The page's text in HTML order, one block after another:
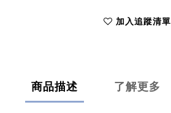
加入追蹤清單
商品描述 了解更多